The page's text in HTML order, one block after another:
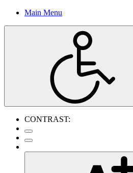
Main Menu
CONTRAST: